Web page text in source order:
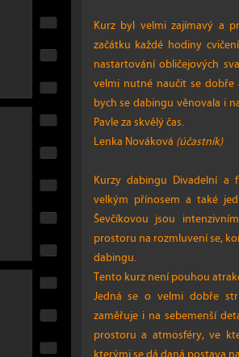
Kurz byl velmi zajímavý a
začátku každé hodiny
nastartování obličejových
velmi nutné naučit se
bych se dabingu věnovala i
Pavle za skvělý čas.
Lenka Nováková (účastník)
Kurzy dabingu Divadelní
velkým přínosem a také
Ševčíkovou jsou
prostoru na rozmluvení se,
dabingu.
Tento kurz není pouhou
Jedná se o velmi dobře
zaměřuje i na sebemenší
prostoru a atmosféry, ve